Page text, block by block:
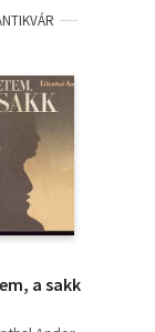
a sakk